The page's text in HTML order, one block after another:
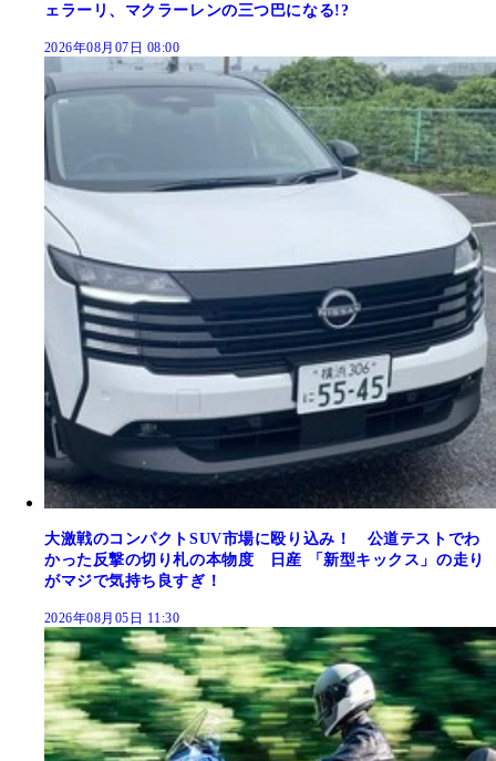
ェラーリ、マクラーレンの三つ巴になる!?
2026年08月07日 08:00
大激戦のコンパクトSUV市場に殴り込み！ 公道テストでわ
かった反撃の切り札の本物度 日産 「新型キックス」の走り
がマジで気持ち良すぎ！
2026年08月05日 11:30